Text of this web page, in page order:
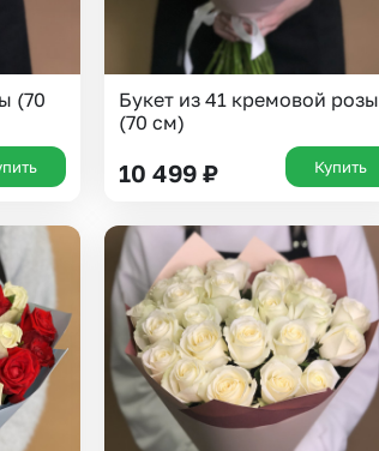
(70
Букет из 41 кремовой розы
(70 см)
10 499 ₽ Купить